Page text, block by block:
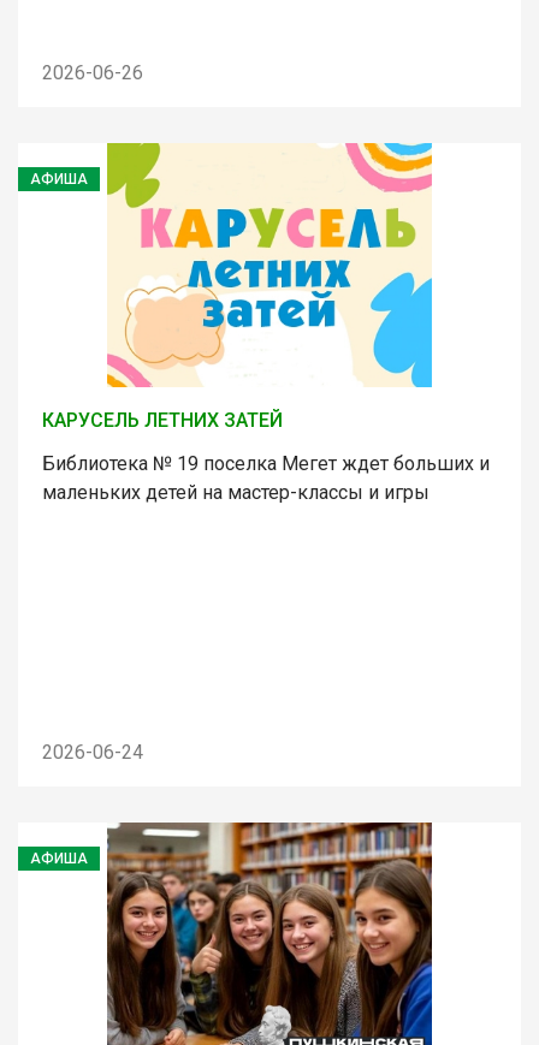
2026-06-26
АФИША
КАРУСЕЛЬ ЛЕТНИХ ЗАТЕЙ
Библиотека № 19 поселка Мегет ждет больших и
маленьких детей на мастер-классы и игры
2026-06-24
АФИША